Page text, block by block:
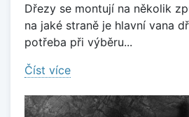
Dřezy se montují na několik
na jaké straně je hlavní vana
potřeba při výběru...
Číst více